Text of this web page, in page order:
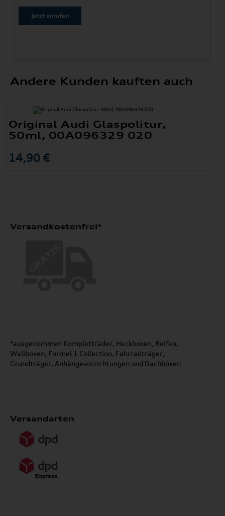
Jetzt anrufen
Andere Kunden kauften auch
Original Audi Glaspolitur,
50ml, 00A096329 020
14,90 €
Versandkostenfrei*
*ausgenommen Kompletträder, Heckboxen, Reifen,
Wallboxen, Formel 1 Collection, Fahrradträger,
Grundträger, Anhängevorrichtungen und Dachboxen
Versandarten